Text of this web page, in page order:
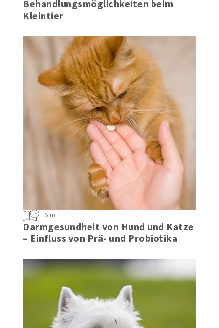
physiotherapeutische
Behandlungsmöglichkeiten beim
Darmgesundheit von Hund und Katze
6 min